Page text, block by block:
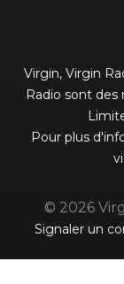
Virgin, Virgin
Radio sont
Pour plus
© 2026
Signaler un